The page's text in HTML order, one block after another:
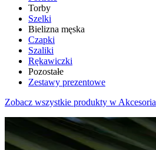
Torby
Szelki
Bielizna męska
Czapki
Szaliki
Rękawiczki
Pozostałe
Zestawy prezentowe
Zobacz wszystkie produkty w Akcesoria